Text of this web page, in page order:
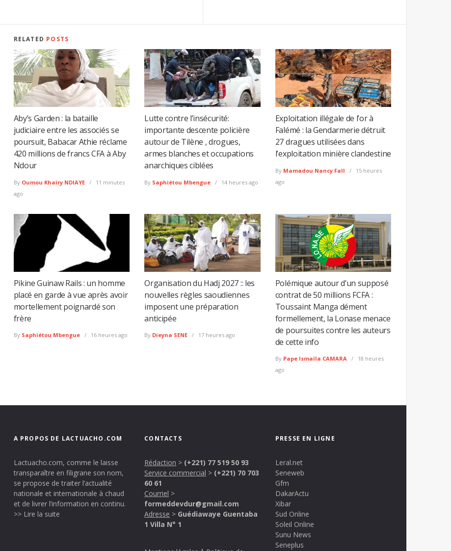
RELATED POSTS
Aby’s Garden : la bataille
judiciaire entre les associés se
poursuit, Babacar Athie réclame
420 millions de francs CFA à Aby
Ndour
By Oumou Khaïry NDIAYE
11 minutes
ago
Lutte contre l’insécurité:
importante descente policière
autour de Tilène , drogues,
armes blanches et occupations
anarchiques ciblées
By Saphiétou Mbengue 14 heures ago
Exploitation illégale de l’or à
Falémé : la Gendarmerie détruit
27 dragues utilisées dans
l’exploitation minière clandestine
By Mamadou Nancy Fall
15 heures
ago
Pikine Guinaw Rails : un homme
placé en garde à vue après avoir
mortellement poignardé son
frère
By Saphiétou Mbengue 16 heures ago
Organisation du Hadj 2027 :: les
nouvelles règles saoudiennes
imposent une préparation
anticipée
By Dieyna SENE 17 heures ago
Polémique autour d’un supposé
contrat de 50 millions FCFA :
Toussaint Manga dément
formellement, la Lonase menace
de poursuites contre les auteurs
de cette info
By Pape Ismaïla CAMARA
18 heures
ago
A PROPOS DE LACTUACHO.COM
Lactuacho.com, comme le laisse
transparaître en filigrane son nom,
se propose de traiter l’actualité
nationale et internationale à chaud
et de livrer l’information en continu.
>> Lire la suite
CONTACTS
Rédaction > (+221) 77 519 50 93
Service commercial > (+221) 70 703
60 61
Courriel >
formeddevdur@gmail.com
Adresse > Guédiawaye Guentaba
1 Villa N° 1
PRESSE EN LIGNE
Leral.net
Seneweb
Gfm
DakarActu
Xibar
Sud Online
Soleil Online
Sunu News
Seneplus